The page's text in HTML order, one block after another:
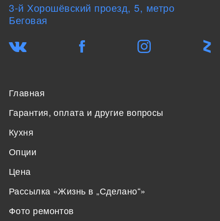
3-й Хорошёвский проезд, 5, метро
Беговая
Главная
Гарантия, оплата и другие вопросы
Кухня
Опции
Цена
Рассылка «Жизнь в „Сделано“»
Фото ремонтов